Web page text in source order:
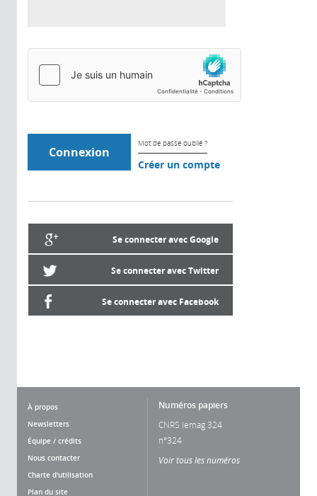
Mot de passe oublié ?
Créer un compte
Se connecter avec Google
Se connecter avec Twitter
Se connecter avec Facebook
À propos
Newsletters
Équipe / crédits
Nous contacter
Charte d'utilisation
Plan du site
Numéros papiers
CNRS lemag 324
n°324
Voir tous les numéros